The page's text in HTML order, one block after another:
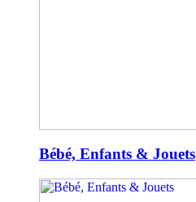
Bébé, Enfants & Jouets